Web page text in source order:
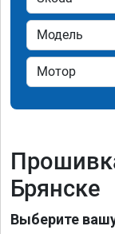
Брянске
Выберите